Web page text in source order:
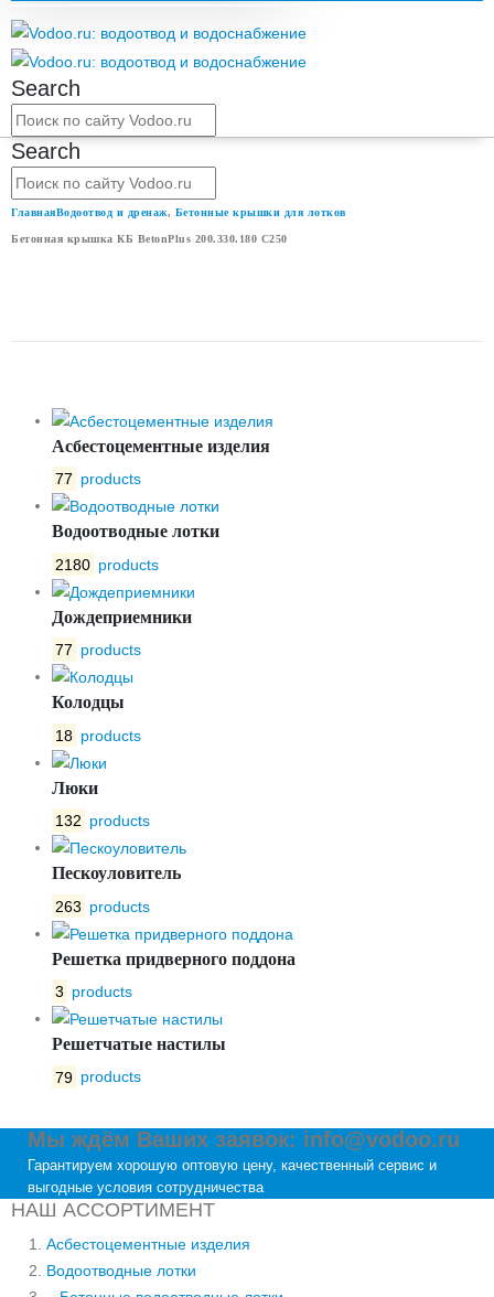
Search
Search
ГлавнаяВодоотвод и дренаж, Бетонные крышки для лотков
Бетонная крышка КБ BetonPlus 200.330.180 С250
Асбестоцементные изделия
77 products
Водоотводные лотки
2180 products
Дождеприемники
77 products
Колодцы
18 products
Люки
132 products
Пескоуловитель
263 products
Решетка придверного поддона
3 products
Решетчатые настилы
79 products
Мы ждём Ваших заявок: info@vodoo.ru
Гарантируем хорошую оптовую цену, качественный сервис и
выгодные условия сотрудничества
НАШ АССОРТИМЕНТ
Асбестоцементные изделия
Водоотводные лотки